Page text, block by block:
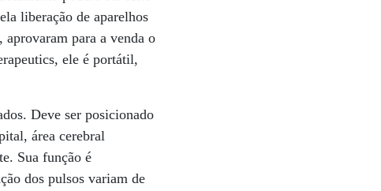
liberação de aparelhos
para a venda o
ele é portátil,
Deve ser posicionado
área cerebral
Sua função é
dos pulsos variam de